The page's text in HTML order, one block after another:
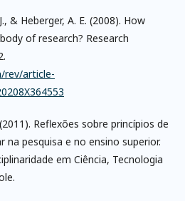
& Heberger, A. E. (2008). How
of research? Research
rev/article-
Reflexões sobre princípios de
na pesquisa e no ensino superior.
em Ciência, Tecnologia